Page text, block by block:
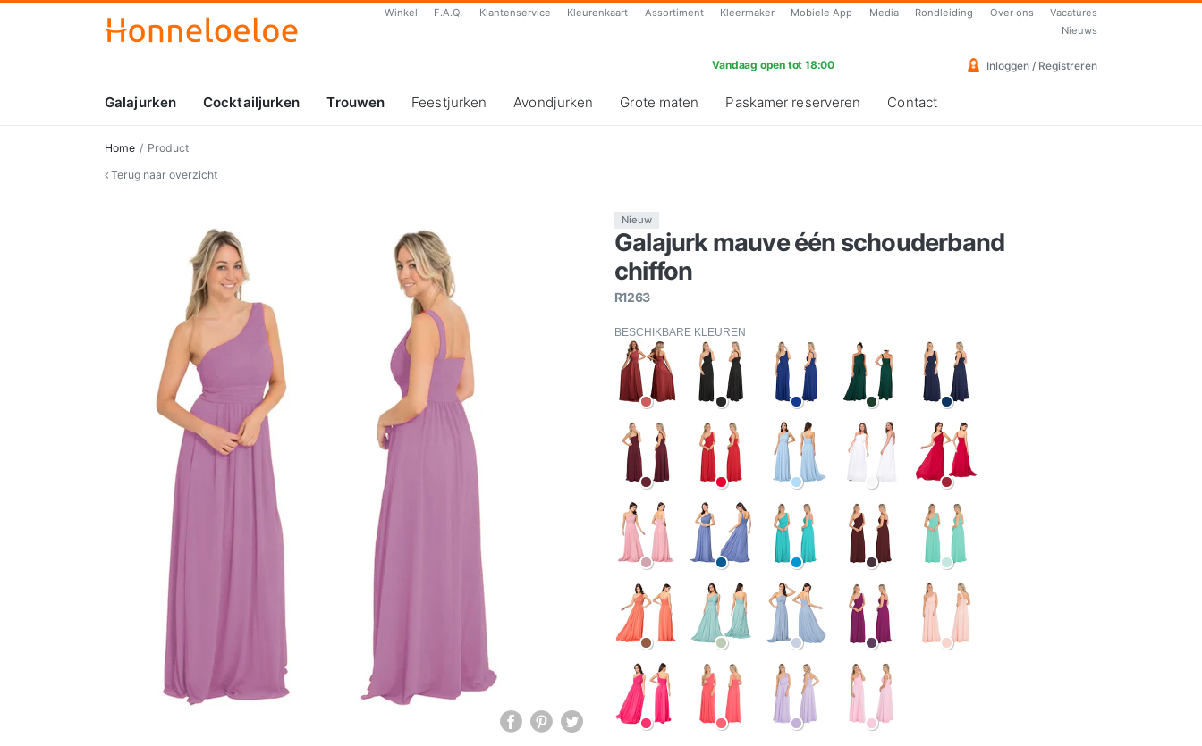
Winkel F.A.Q. Klantenservice Kleurenkaart Assortiment Kleermaker Mobiele App Media Rondleiding Over ons
Vacatures
Nieuws
Vandaag open tot 18:00 Inloggen / Registreren
Galajurken Cocktailjurken Trouwen Feestjurken Avondjurken Grote maten Paskamer reserveren Contact
Home
Product
Terug naar overzicht
Nieuw
Galajurk mauve één schouderband
chiffon
R1263
BESCHIKBARE KLEUREN